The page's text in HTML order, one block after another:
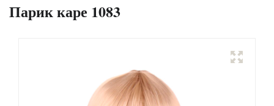
Парик каре 1083